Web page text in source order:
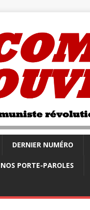
DERNIER NUMÉRO
NOS PORTE-PAROLES